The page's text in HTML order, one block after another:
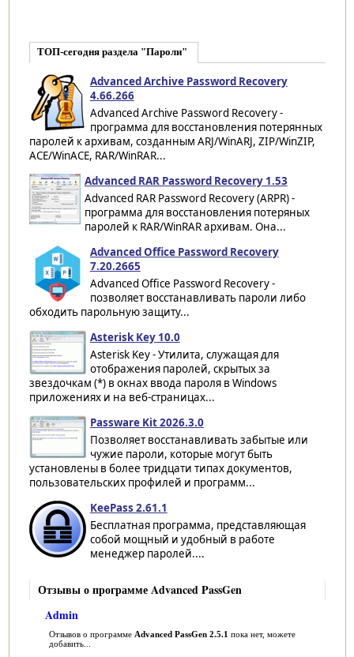
ТОП-сегодня раздела "Пароли"
Advanced Archive Password Recovery
4.66.266
Advanced Archive Password Recovery -
программа для восстановления потерянных
паролей к архивам, созданным ARJ/WinARJ, ZIP/WinZIP,
ACE/WinACE, RAR/WinRAR...
Advanced RAR Password Recovery 1.53
Advanced RAR Password Recovery (ARPR) -
программа для восстановления потеряных
паролей к RAR/WinRAR архивам. Она...
Advanced Office Password Recovery
7.20.2665
Advanced Office Password Recovery -
позволяет восстанавливать пароли либо
обходить парольную защиту...
Asterisk Key 10.0
Asterisk Key - Утилита, служащая для
отображения паролей, скрытых за
звездочкам (*) в окнах ввода пароля в Windows
приложениях и на веб-страницах...
Passware Kit 2026.3.0
Позволяет восстанавливать забытые или
чужие пароли, которые могут быть
установлены в более тридцати типах документов,
пользовательских профилей и программ...
KeePass 2.61.1
Бесплатная программа, представляющая
собой мощный и удобный в работе
менеджер паролей....
Отзывы о программе Advanced PassGen
Admin
Отзывов о программе Advanced PassGen 2.5.1 пока нет, можете
добавить...